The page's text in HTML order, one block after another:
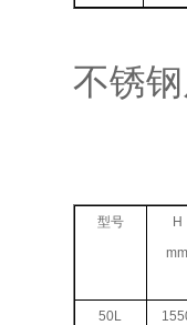
不锈
型号
H
mm
50L